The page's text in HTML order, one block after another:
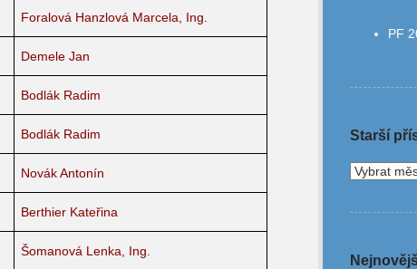
Foralová Hanzlová Marcela, Ing.
Demele Jan
Bodlák Radim
Bodlák Radim
Novák Antonín
Berthier Kateřina
Šomanová Lenka, Ing.
PF
Starší